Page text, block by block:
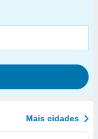
Mais cidades